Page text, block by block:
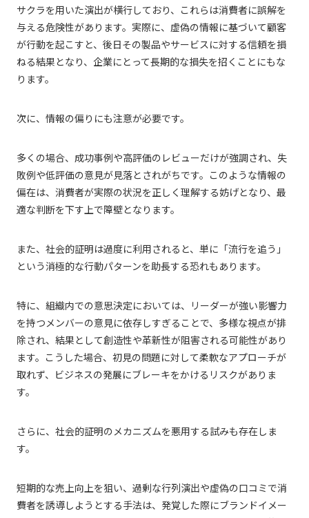
サクラを用いた演出が横行しており、これらは消費者に誤解を
与える危険性があります。実際に、虚偽の情報に基づいて顧客
が行動を起こすと、後日その製品やサービスに対する信頼を損
ねる結果となり、企業にとって長期的な損失を招くことにもな
ります。
次に、情報の偏りにも注意が必要です。
多くの場合、成功事例や高評価のレビューだけが強調され、失
敗例や低評価の意見が見落とされがちです。このような情報の
偏在は、消費者が実際の状況を正しく理解する妨げとなり、最
適な判断を下す上で障壁となります。
また、社会的証明は過度に利用されると、単に「流行を追う」
という消極的な行動パターンを助長する恐れもあります。
特に、組織内での意思決定においては、リーダーが強い影響力
を持つメンバーの意見に依存しすぎることで、多様な視点が排
除され、結果として創造性や革新性が阻害される可能性があり
ます。こうした場合、初見の問題に対して柔軟なアプローチが
取れず、ビジネスの発展にブレーキをかけるリスクがありま
す。
さらに、社会的証明のメカニズムを悪用する試みも存在しま
す。
短期的な売上向上を狙い、過剰な行列演出や虚偽の口コミで消
費者を誘導しようとする手法は、発覚した際にブランドイメー